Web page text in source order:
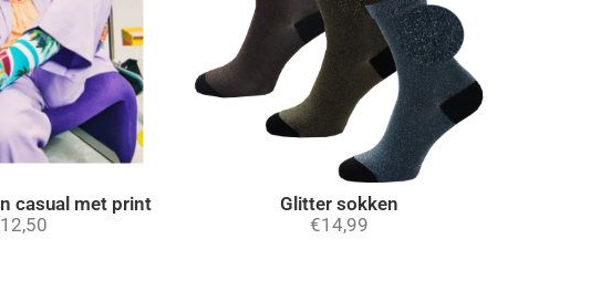
casual met print
12,50
Glitter sokken
€14,99